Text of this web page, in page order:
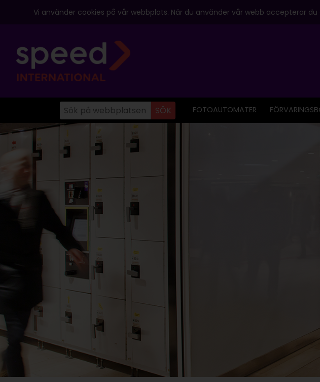
Vi använder cookies på vår webbplats. När du använder vår webb accepterar
FOTOAUTOMATER